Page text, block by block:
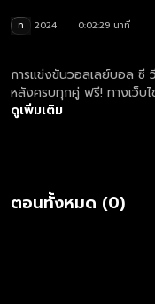
ท 2024
0:02:29 นาที
การแข่งขันวอลเลย์บอล
หลังครบทุกคู่ ฟรี! ทางเว็บ
ดูเพิ่มเติม
ตอนทั้งหมด (0)